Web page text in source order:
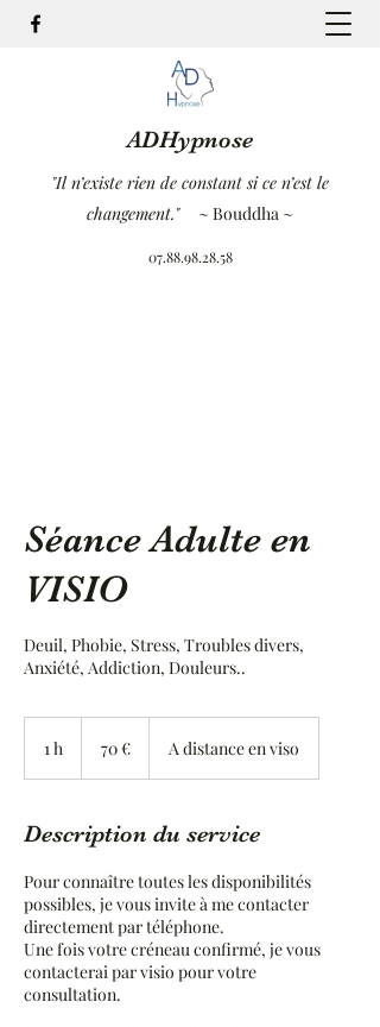
ADHypnose
"Il n’existe rien de constant si ce n’est le
changement." ~ Bouddha ~
07.88.98.28.58
Séance Adulte en
VISIO
Deuil, Phobie, Stress, Troubles divers,
Anxiété, Addiction, Douleurs..
1 h 70 € A distance en viso
Description du service
Pour connaître toutes les disponibilités
possibles, je vous invite à me contacter
directement par téléphone.
Une fois votre créneau confirmé, je vous
contacterai par visio pour votre
consultation.